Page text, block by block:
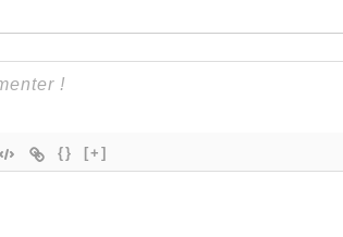
{} [+]